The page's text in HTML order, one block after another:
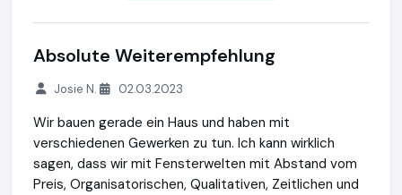
Absolute Weiterempfehlung
Josie N. 02.03.2023
Wir bauen gerade ein Haus und haben mit
verschiedenen Gewerken zu tun. Ich kann wirklich
sagen, dass wir mit Fensterwelten mit Abstand vom
Preis, Organisatorischen, Qualitativen, Zeitlichen und